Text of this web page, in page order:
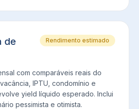
de
Rendimento estimado
com comparáveis reais do
IPTU, condomínio e
yield líquido esperado. Inclui
pessimista e otimista.